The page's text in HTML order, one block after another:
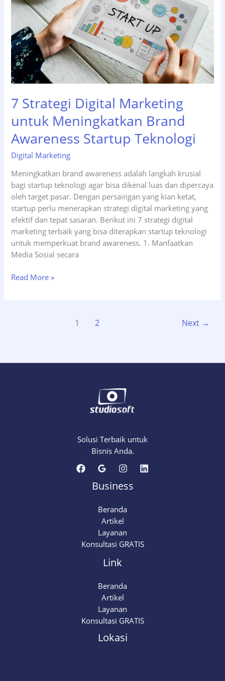
Layak
Anda
Pilih
7 Strategi Digital Marketing
untuk Meningkatkan Brand
Awareness Startup Teknologi
Digital Marketing
Meningkatkan brand awareness adalah langkah krusial
bagi startup teknologi agar bisa dikenal luas dan dipercaya
oleh target pasar. Dengan persaingan yang kian ketat,
startup perlu menerapkan strategi digital marketing yang
efektif dan tepat sasaran. Berikut ini 7 strategi digital
marketing terbaik yang bisa diterapkan startup teknologi
untuk memperkuat brand awareness. 1. Manfaatkan
Media Sosial secara
7
Read More »
1 2 Next →
Solusi Terbaik untuk
Bisnis Anda.
Business
Beranda
Artikel
Layanan
Konsultasi GRATIS
Link
Beranda
Artikel
Layanan
Konsultasi GRATIS
Lokasi